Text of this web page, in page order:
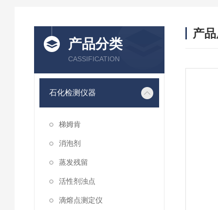
产品分类
CASSIFICATION
石化检测仪器
梯姆肯
消泡剂
蒸发残留
活性剂浊点
滴熔点测定仪
产